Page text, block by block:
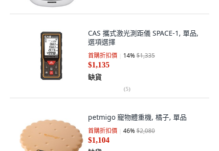
CAS 攜式激光測距儀 SPACE-1, 單品,
選項選擇
首購折扣價 14%$1,335
$1,135
缺貨
(5)
petmigo 寵物體重機, 橘子, 單品
首購折扣價 46%$2,080
$1,104